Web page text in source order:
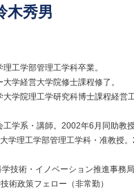
木秀男
工学部管理工学科卒業。
学経営大学院修士課程修了。
学院理工学研究科博士課程経営
学系・講師。2002年6月同助教授
学理工学部管理工学科・准教授
技術・イノベーション推進事務
術政策フェロー（非常勤）